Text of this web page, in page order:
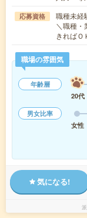
応募資格
職種未経
＼職種・
きればＯ
職場の雰囲気
年齢層
20代
男女比率
女性
気になる!